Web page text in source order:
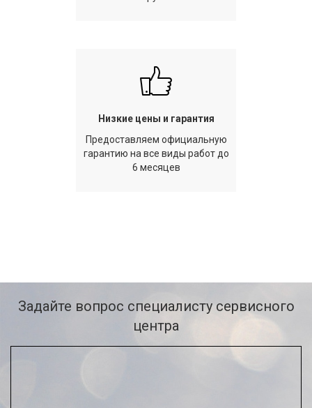
Низкие цены и гарантия
Предоставляем официальную
гарантию на все виды работ до
6 месяцев
Задайте вопрос специалисту сервисного
центра